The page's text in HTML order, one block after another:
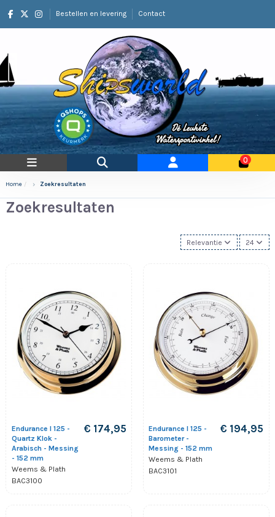
Bestellen en levering Contact
0
Home Zoekresultaten
Zoekresultaten
Relevantie 24
Endurance I 125 -
Quartz Klok -
Arabisch - Messing
- 152 mm
Weems & Plath
BAC3100
€ 174,95
Endurance I 125 -
Barometer -
Messing - 152 mm
Weems & Plath
BAC3101
€ 194,95